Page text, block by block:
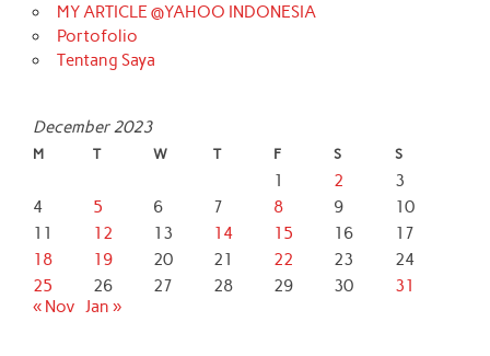
MY ARTICLE @YAHOO INDONESIA
Portofolio
Tentang Saya
December 2023
M T W T F S S
1 2
3
4
5 6 7 8 9
10
11
12 13 14 15 16
17
18
19 20 21 22 23
24
25
26 27 28 29 30
31
« Nov Jan »